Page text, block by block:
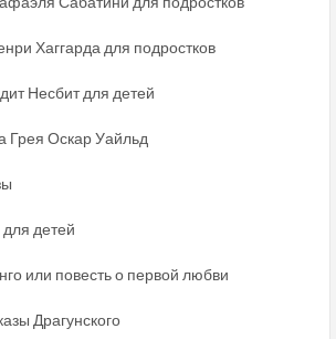
Хаггарда для подростков
Несбит для детей
Грея Оскар Уайльд
для детей
или повесть о первой любви
Драгунского